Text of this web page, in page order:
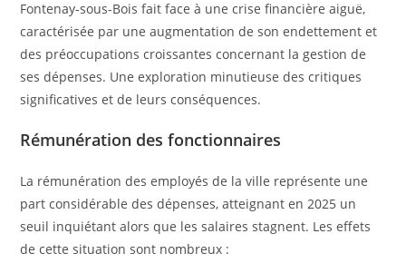
Fontenay-sous-Bois fait face à une crise financière aiguë,
caractérisée par une augmentation de son endettement et
des préoccupations croissantes concernant la gestion de
ses dépenses. Une exploration minutieuse des critiques
significatives et de leurs conséquences.
Rémunération des fonctionnaires
La rémunération des employés de la ville représente une
part considérable des dépenses, atteignant en 2025 un
seuil inquiétant alors que les salaires stagnent. Les effets
de cette situation sont nombreux :